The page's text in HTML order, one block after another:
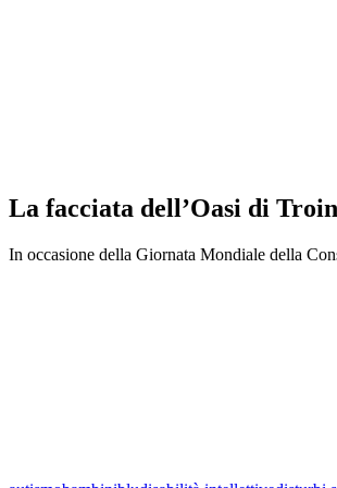
La facciata dell’Oasi di
In occasione della Giornata Mondiale della